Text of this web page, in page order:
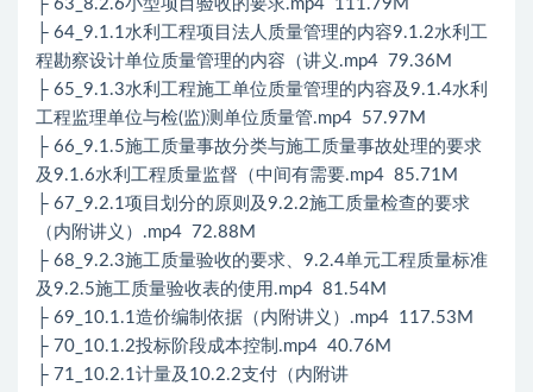
├ 63_8.2.6小型项目验收的要求.mp4 111.79M
├ 64_9.1.1水利工程项目法人质量管理的内容9.1.2水利工
程勘察设计单位质量管理的内容（讲义.mp4 79.36M
├ 65_9.1.3水利工程施工单位质量管理的内容及9.1.4水利
工程监理单位与检(监)测单位质量管.mp4 57.97M
├ 66_9.1.5施工质量事故分类与施工质量事故处理的要求
及9.1.6水利工程质量监督（中间有需要.mp4 85.71M
├ 67_9.2.1项目划分的原则及9.2.2施工质量检查的要求
（内附讲义）.mp4 72.88M
├ 68_9.2.3施工质量验收的要求、9.2.4单元工程质量标准
及9.2.5施工质量验收表的使用.mp4 81.54M
├ 69_10.1.1造价编制依据（内附讲义）.mp4 117.53M
├ 70_10.1.2投标阶段成本控制.mp4 40.76M
├ 71_10.2.1计量及10.2.2支付（内附讲